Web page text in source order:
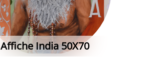
Affiche India 50X70